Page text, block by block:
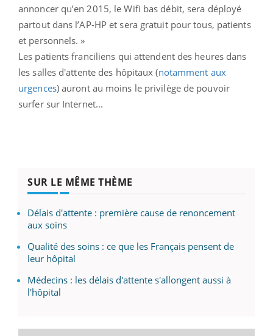
annoncer qu’en 2015, le Wifi bas débit, sera déployé
partout dans l’AP-HP et sera gratuit pour tous, patients
et personnels. »
Les patients franciliens qui attendent des heures dans
les salles d'attente des hôpitaux (notamment aux
urgences) auront au moins le privilège de pouvoir
surfer sur Internet...
SUR LE MÊME THÈME
Délais d'attente : première cause de renoncement
aux soins
Qualité des soins : ce que les Français pensent de
leur hôpital
Médecins : les délais d'attente s'allongent aussi à
l'hôpital